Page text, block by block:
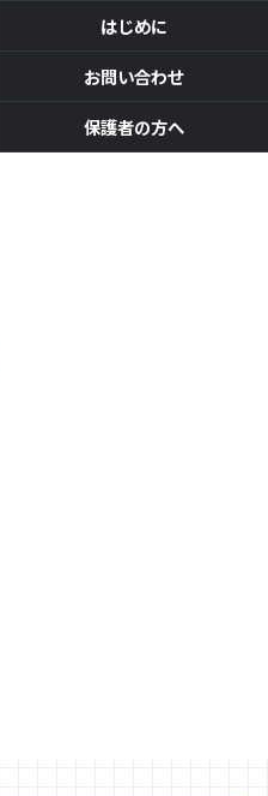
はじめに
お問い合わせ
保護者の方へ